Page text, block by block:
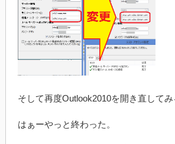
そして再度Outlook2010を開き直してみ
はぁーやっと終わった。